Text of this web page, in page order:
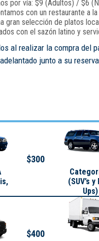
por vía: $9 (Adultos) / $6
con un restaurante a
gran selección de platos
con el sazón latino y
al realizar la compra del
junto a su
$300
(SUV’s
Ups)
$400